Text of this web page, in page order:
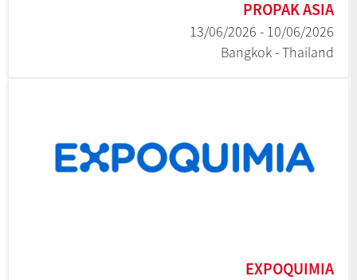
PROPAK ASIA
10/06/2026 - 13/06/2026
Bangkok - Thailand
EXPOQUIMIA